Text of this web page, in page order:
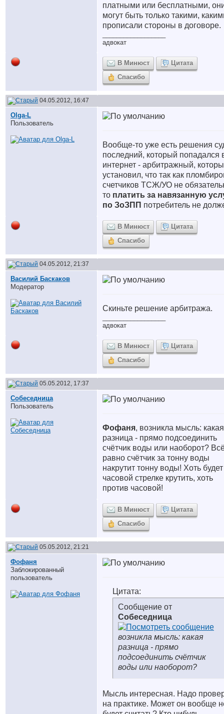
платными или бесплатными,
могут быть только такими,
прописали стороны в договоре.
адвокат
В Минюст
Цитата
Спасибо
04.05.2012, 16:47
Olga-L
Пользователь
Вообще-то уже есть решения
последний, который попадался
интернет - арбитражный,
установил, что так как
счетчиков ТСЖ/УО не
то платить за навязанную
по ЗоЗПП потребитель не
В Минюст
Цитата
Спасибо
04.05.2012, 21:37
Василий Баскаков
Модератор
Скиньте решение арбитража.
адвокат
В Минюст
Цитата
Спасибо
05.05.2012, 17:37
Собеседница
Пользователь
Фофаня, возникла мысль: какая
разница - прямо подсоединить
счётчик воды или наоборот?
равно счётчик за тонну воды
накрутит тонну воды! Хоть
часовой стрелке крутить, хоть
против часовой!
В Минюст
Цитата
Спасибо
05.05.2012, 21:21
Фофаня
Заблокированный
пользователь
Цитата:
Сообщение от
Собеседница
возникла мысль: какая
разница - прямо
подсоединить счётчик
воды или наоборот?
Мысль интересная. Надо
на практике. Может он вообще